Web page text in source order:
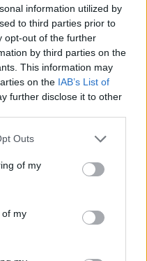
information utilized by
to third parties prior to
opt-out of the further
by third parties on the
This information may
on the IAB’s List of
further disclose it to other
Outs
of my
of my
nyilatkozatot.
visszatérítést
5,5 milliárddal több
az elméletileg
így is messze
becslése szerint
amiatt, mert sokan
kevesebb mint egy
mégis évente több
rendelkező
az Önkéntes